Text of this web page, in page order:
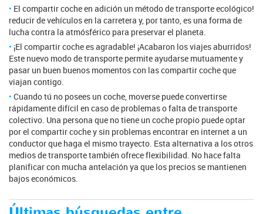
El compartir coche en adición un método de transporte ecológico!
reducir de vehículos en la carretera y, por tanto, es una forma de
lucha contra la atmósférico para preservar el planeta.
¡El compartir coche es agradable! ¡Acabaron los viajes aburridos!
Este nuevo modo de transporte permite ayudarse mutuamente y
pasar un buen buenos momentos con las compartir coche que
viajan contigo.
Cuando tú no posees un coche, moverse puede convertirse
rápidamente difícil en caso de problemas o falta de transporte
colectivo. Una persona que no tiene un coche propio puede optar
por el compartir coche y sin problemas encontrar en internet a un
conductor que haga el mismo trayecto. Esta alternativa a los otros
medios de transporte también ofrece flexibilidad. No hace falta
planificar con mucha antelación ya que los precios se mantienen
bajos económicos.